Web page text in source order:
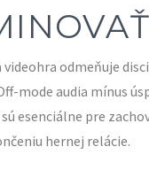
odmeňuje
mode audia mínus
esenciálne pre
hernej relácie.